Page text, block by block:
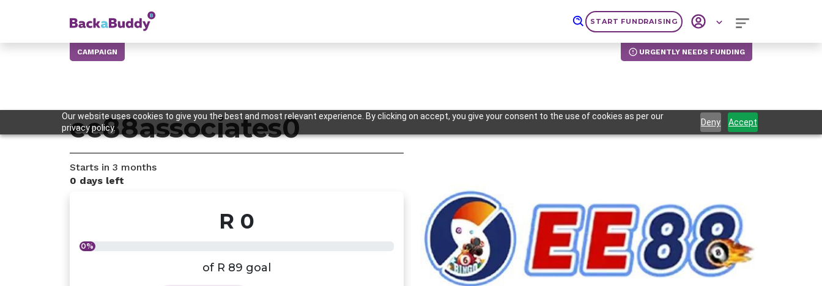
Our website uses cookies to give you the best and most relevant experience. By clicking on accept, you give your consent to the use of cookies as per our
privacy policy.
Deny Accept
START FUNDRAISING
CAMPAIGN URGENTLY NEEDS FUNDING
ee88associates0
Starts in 3 months
0 days left
R 0
0%
of R 89 goal
Previous Next